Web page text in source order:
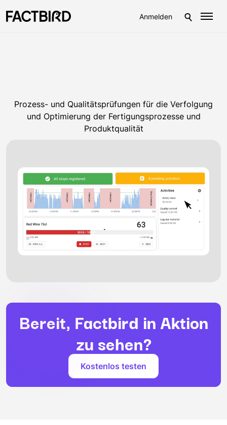
Anmelden
Prozess- und Qualitätsprüfungen für die Verfolgung
und Optimierung der Fertigungsprozesse und
Produktqualität
Bereit, Factbird in Aktion
zu sehen?
Kostenlos testen